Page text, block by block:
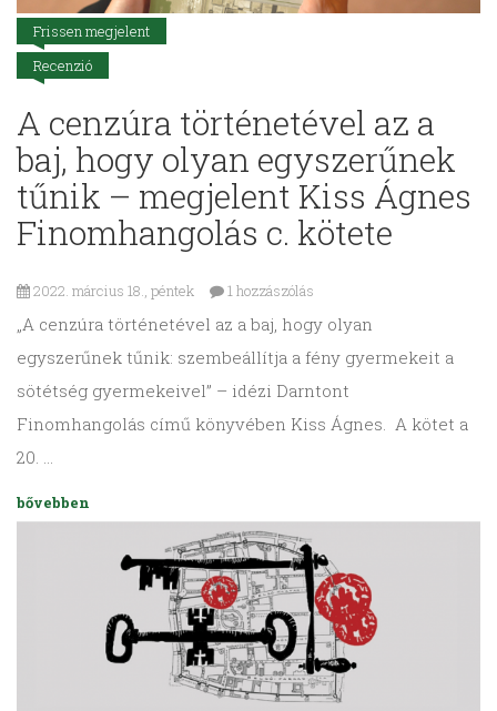
Frissen megjelent
Recenzió
A cenzúra történetével az a
baj, hogy olyan egyszerűnek
tűnik – megjelent Kiss Ágnes
Finomhangolás c. kötete
2022. március 18., péntek 1 hozzászólás
„A cenzúra történetével az a baj, hogy olyan
egyszerűnek tűnik: szembeállítja a fény gyermekeit a
sötétség gyermekeivel” – idézi Darntont
Finomhangolás című könyvében Kiss Ágnes. A kötet a
20. …
bővebben